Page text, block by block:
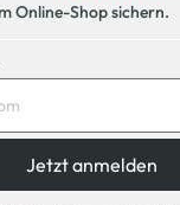
Online-Shop sichern.
Jetzt anmelden